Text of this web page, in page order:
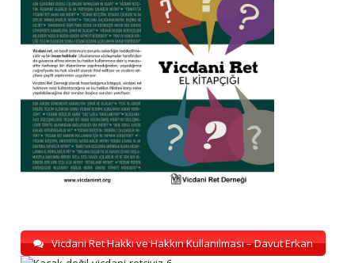
Vicdani Ret Hakkı ve Hakkın Kullanılması – Davut Erkan